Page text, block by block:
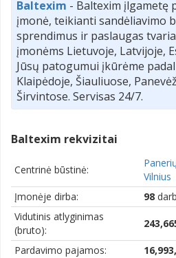
Baltexim - Baltexim įlgametę
įmonė, teikianti sandėliavimo
sprendimus ir paslaugas
įmonėms Lietuvoje, Latvijoje,
Jūsų patogumui įkūrėme
Klaipėdoje, Šiauliuose,
Širvintose. Servisas 24/7.
Baltexim rekvizitai
Centrinė būstinė:
Vilnius
Įmonėje dirba:
98
Vidutinis atlyginimas
(bruto):
Pardavimo pajamos: